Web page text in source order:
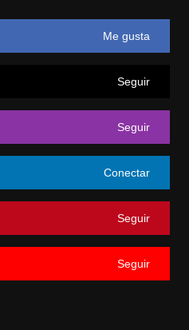
Me gusta
Seguir
Seguir
Conectar
Seguir
Seguir